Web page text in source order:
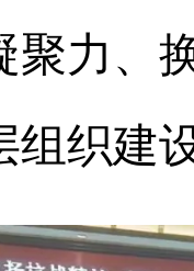
聚力、
组织建